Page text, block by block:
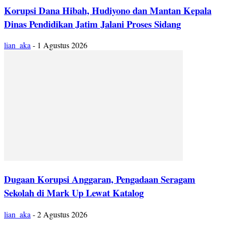
Korupsi Dana Hibah, Hudiyono dan Mantan Kepala
Dinas Pendidikan Jatim Jalani Proses Sidang
lian_aka- 1 Agustus 2026
Dugaan Korupsi Anggaran, Pengadaan Seragam
Sekolah di Mark Up Lewat Katalog
lian_aka -2 Agustus 2026